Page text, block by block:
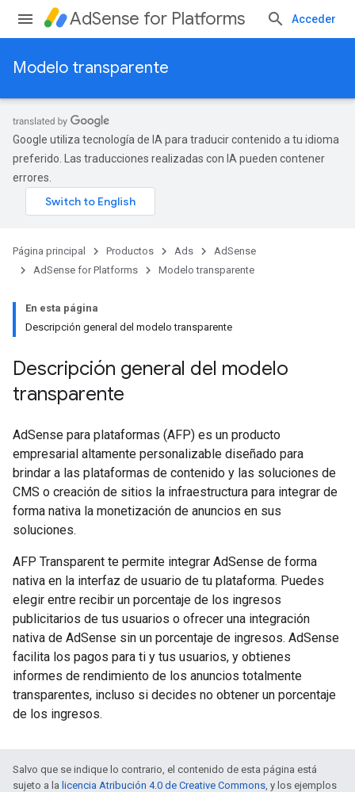
AdSense for Platforms Acceder
Modelo transparente
Google utiliza tecnología de IA para traducir contenido a tu idioma
preferido. Las traducciones realizadas con IA pueden contener
errores.
Página principal Productos Ads
AdSense
AdSense for Platforms
Modelo transparente
En esta página
Descripción general del modelo transparente
Descripción general del modelo
transparente
AdSense para plataformas (AFP) es un producto
empresarial altamente personalizable diseñado para
brindar a las plataformas de contenido y las soluciones de
CMS o creación de sitios la infraestructura para integrar de
forma nativa la monetización de anuncios en sus
soluciones.
AFP Transparent te permite integrar AdSense de forma
nativa en la interfaz de usuario de tu plataforma. Puedes
elegir entre recibir un porcentaje de los ingresos
publicitarios de tus usuarios o ofrecer una integración
nativa de AdSense sin un porcentaje de ingresos. AdSense
facilita los pagos para ti y tus usuarios, y obtienes
informes de rendimiento de los anuncios totalmente
transparentes, incluso si decides no obtener un porcentaje
de los ingresos.
Salvo que se indique lo contrario, el contenido de esta página está
sujeto a la licencia Atribución 4.0 de Creative Commons, y los ejemplos